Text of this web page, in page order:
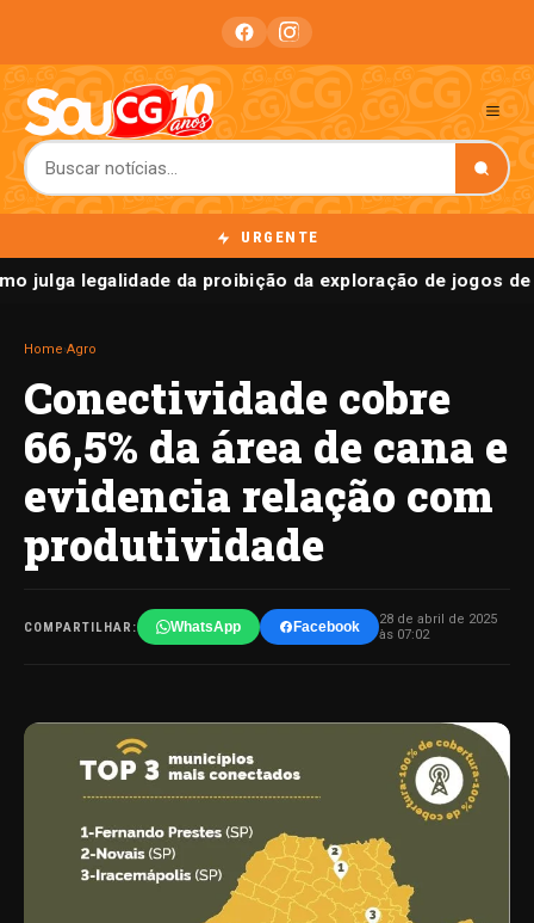
URGENTE
julga legalidade da proibição da exploração de jogos de
Home Agro
Conectividade cobre
66,5% da área de cana e
evidencia relação com
produtividade
COMPARTILHAR: WhatsApp Facebook
28 de abril de 2025
às 07:02